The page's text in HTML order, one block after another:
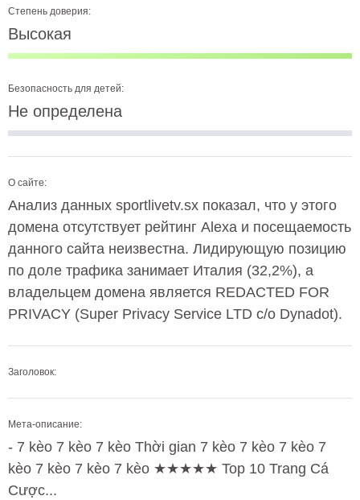
Степень доверия:
Высокая
Безопасность для детей:
Не определена
О сайте:
Анализ данных sportlivetv.sx показал, что у этого
домена отсутствует рейтинг Alexa и посещаемость
данного сайта неизвестна. Лидирующую позицию
по доле трафика занимает Италия (32,2%), а
владельцем домена является REDACTED FOR
PRIVACY (Super Privacy Service LTD c/o Dynadot).
Заголовок:
Мета-описание:
- 7 kèo 7 kèo 7 kèo Thời gian 7 kèo 7 kèo 7 kèo 7
kèo 7 kèo 7 kèo 7 kèo ★★★★★ Top 10 Trang Cá
Cược...